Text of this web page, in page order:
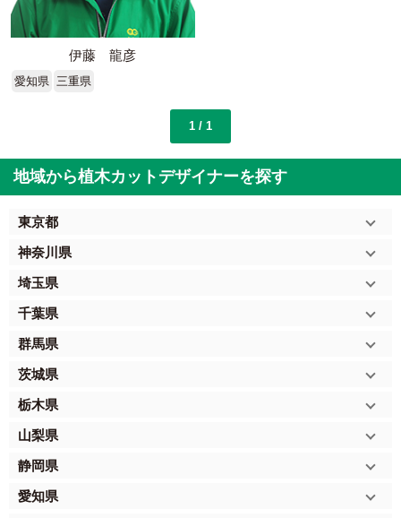
伊藤 龍彦
愛知県 三重県
1 / 1
地域から植木カットデザイナーを探す
東京都
神奈川県
埼玉県
千葉県
群馬県
茨城県
栃木県
山梨県
静岡県
愛知県